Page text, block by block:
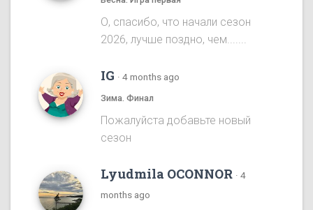
О, спасибо, что начали сезон
2026, лучше поздно, чем.......
IG · 4 months ago
Зима. Финал
Пожалуйста добавьте новый
сезон
Lyudmila OCONNOR · 4
months ago